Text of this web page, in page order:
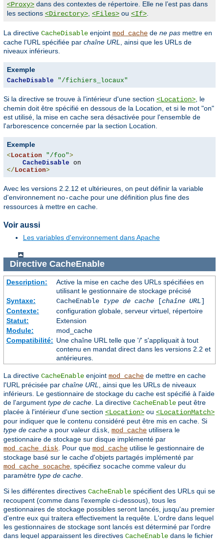
<Proxy> dans des contextes de répertoire. Elle ne l’est pas dans
les sections <Directory> <Files> ou <If>
La directive CacheDisable enjoint mod_cache de ne pas mettre en
cache l'URL spécifiée par chaîne URL
, ainsi que les URLs de
niveaux inférieurs.
Exemple
CacheDisable "/fichiers_locaux"
Si la directive se trouve à l'intérieur d'une section <Location> , le
chemin doit être spécifié en dessous de la Location, et si le mot "on"
est utilisé, la mise en cache sera désactivée pour l'ensemble de
l'arborescence concernée par la section Location.
Exemple
<Location "/foo">
CacheDisable
</Location>
Avec les versions 2.2.12 et ultérieures, on peut définir la variable
d'environnement no-cache pour une définition plus fine des
ressources à mettre en cache.
Voir aussi
Les variables d'environnement dans Apache
Directive CacheEnable
Description:
Active la mise en cache des URLs spécifiées en
utilisant le gestionnaire de stockage précisé
Syntaxe:
CacheEnable type de cache[chaîne URL]
Contexte:
configuration globale, serveur virtuel, répertoire
Statut:
Extension
Module:
mod_cache
Compatibilité: Une chaîne URL telle que '/' s'appliquait à tout
contenu en mandat direct dans les versions 2.2 et
antérieures.
La directive CacheEnable enjoint mod_cache de mettre en cache
l'URL précisée par chaîne URL
, ainsi que les URLs de niveaux
inférieurs. Le gestionnaire de stockage du cache est spécifié à l'aide
de l'argument type de cache . La directive CacheEnable peut être
placée à l'intérieur d'une section <Location> ou <LocationMatch>
pour indiquer que le contenu considéré peut être mis en cache. Si
type de cache a pour valeur disk mod_cache utilisera le
gestionnaire de stockage sur disque implémenté par
mod_cache_disk . Pour que mod_cache utilise le gestionnaire de
stockage basé sur le cache d'objets partagés implémenté par
mod_cache_socache , spécifiez socache comme valeur du
paramètre type de cache
Si les différentes directives CacheEnable spécifient des URLs qui se
recoupent (comme dans l'exemple ci-dessous), tous les
gestionnaires de stockage possibles seront lancés, jusqu'au premier
d'entre eux qui traitera effectivement la requête. L'ordre dans lequel
les gestionnaires de stockage sont lancés est déterminé par l'ordre
dans lequel apparaissent les directives CacheEnable dans le fichier